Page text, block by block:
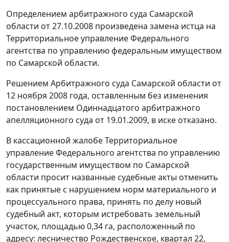
Определением арбитражного суда Самарской
области от 27.10.2008 произведена замена истца на
Территориальное управление Федерального
агентства по управлению федеральным имуществом
по Самарской области.
Решением Арбитражного суда Самарской области от
12 ноября 2008 года, оставленным без изменения
постановлением Одиннадцатого арбитражного
апелляционного суда от 19.01.2009, в иске отказано.
В кассационной жалобе Территориальное
управление Федерального агентства по управлению
государственным имуществом по Самарской
области просит названные судебные акты отменить
как принятые с нарушением норм материального и
процессуального права, принять по делу новый
судебный акт, которым истребовать земельный
участок, площадью 0,34 га, расположенный по
адресу: лесничество Рождественское, квартал 22,